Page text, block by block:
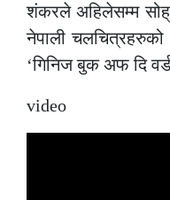
शंकरले अहिलेसम्म
नेपाली
‘गिनिज बुक अफ दि
video